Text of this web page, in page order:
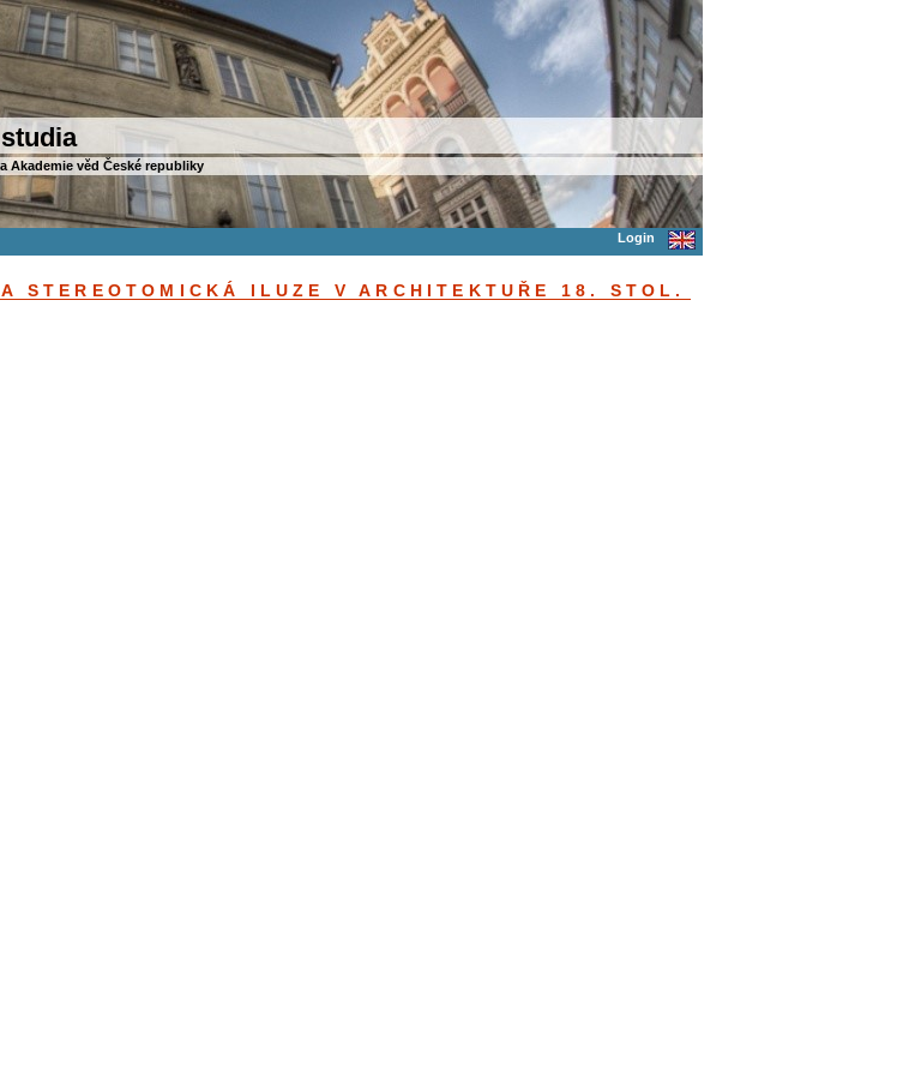
Akademie věd České republiky
Login
STEREOTOMICKÁ ILUZE V ARCHITEKTUŘE 18. STOL.